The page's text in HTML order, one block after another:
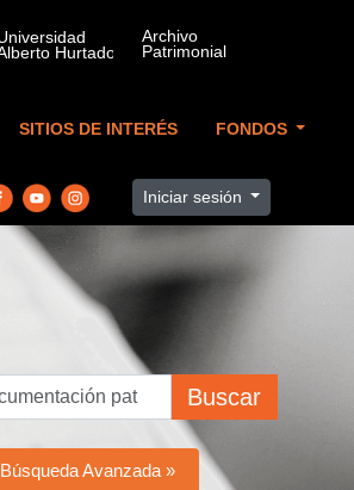
SITIOS DE INTERÉS FONDOS
Iniciar sesión
Buscar
Búsqueda Avanzada »